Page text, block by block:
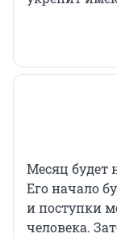
Месяц
Его начало
и поступки
человека.